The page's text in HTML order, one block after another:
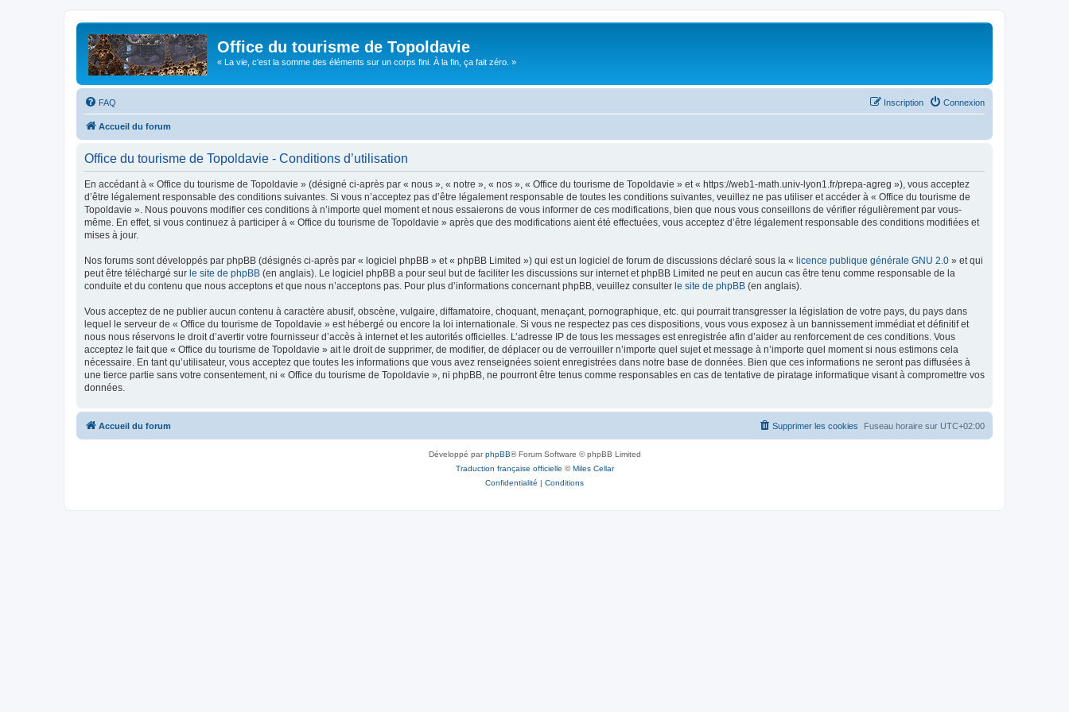
Office du tourisme de Topoldavie
« La vie, c'est la somme des éléments sur un corps fini. À la fin, ça fait zéro. »
FAQ Connexion
Inscription
Accueil du forum
Office du tourisme de Topoldavie - Conditions d’utilisation
En accédant à « Office du tourisme de Topoldavie » (désigné ci-après par « nous », « notre », « nos », « Office du tourisme de Topoldavie » et « https://web1-math.univ-lyon1.fr/prepa-agreg »), vous acceptez
d’être légalement responsable des conditions suivantes. Si vous n’acceptez pas d’être légalement responsable de toutes les conditions suivantes, veuillez ne pas utiliser et accéder à « Office du tourisme de
Topoldavie ». Nous pouvons modifier ces conditions à n’importe quel moment et nous essaierons de vous informer de ces modifications, bien que nous vous conseillons de vérifier régulièrement par vous-
même. En effet, si vous continuez à participer à « Office du tourisme de Topoldavie » après que des modifications aient été effectuées, vous acceptez d’être légalement responsable des conditions modifiées et
mises à jour.
Nos forums sont développés par phpBB (désignés ci-après par « logiciel phpBB » et « phpBB Limited ») qui est un logiciel de forum de discussions déclaré sous la « licence publique générale GNU 2.0 » et qui
peut être téléchargé sur le site de phpBB (en anglais). Le logiciel phpBB a pour seul but de faciliter les discussions sur internet et phpBB Limited ne peut en aucun cas être tenu comme responsable de la
conduite et du contenu que nous acceptons et que nous n’acceptons pas. Pour plus d’informations concernant phpBB, veuillez consulter le site de phpBB (en anglais).
Vous acceptez de ne publier aucun contenu à caractère abusif, obscène, vulgaire, diffamatoire, choquant, menaçant, pornographique, etc. qui pourrait transgresser la législation de votre pays, du pays dans
lequel le serveur de « Office du tourisme de Topoldavie » est hébergé ou encore la loi internationale. Si vous ne respectez pas ces dispositions, vous vous exposez à un bannissement immédiat et définitif et
nous nous réservons le droit d’avertir votre fournisseur d’accès à internet et les autorités officielles. L’adresse IP de tous les messages est enregistrée afin d’aider au renforcement de ces conditions. Vous
acceptez le fait que « Office du tourisme de Topoldavie » ait le droit de supprimer, de modifier, de déplacer ou de verrouiller n’importe quel sujet et message à n’importe quel moment si nous estimons cela
nécessaire. En tant qu’utilisateur, vous acceptez que toutes les informations que vous avez renseignées soient enregistrées dans notre base de données. Bien que ces informations ne seront pas diffusées à
une tierce partie sans votre consentement, ni « Office du tourisme de Topoldavie », ni phpBB, ne pourront être tenus comme responsables en cas de tentative de piratage informatique visant à compromettre vos
données.
Accueil du forum Fuseau horaire sur UTC+02:00
Supprimer les cookies
Développé parphpBB® Forum Software © phpBB Limited
Traduction française officielle ©Miles Cellar
Confidentialité | Conditions